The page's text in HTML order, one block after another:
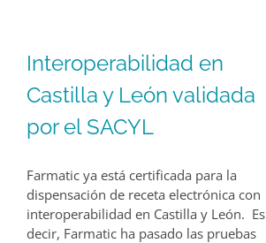
Interoperabilidad en
Castilla y León validada
por el SACYL
Farmatic ya está certificada para la
dispensación de receta electrónica con
interoperabilidad en Castilla y León. Es
decir, Farmatic ha pasado las pruebas